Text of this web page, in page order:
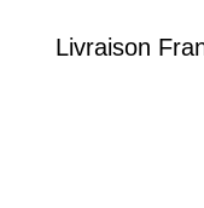
Livraison